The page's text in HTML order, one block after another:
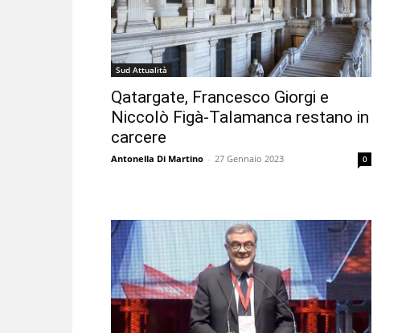
Sud Attualità
Qatargate, Francesco Giorgi e
Niccolò Figà-Talamanca restano in
carcere
Antonella Di Martino - 27 Gennaio 2023 0